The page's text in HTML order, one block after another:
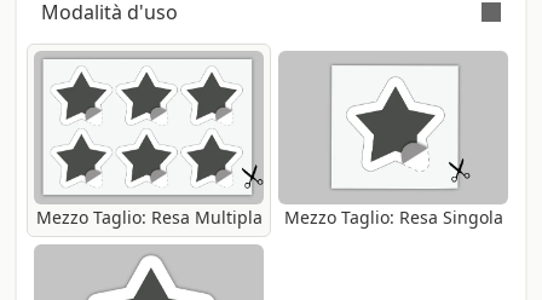
soggetto ad abrasione si consiglia la
laminazione.
automaticamente.
Modalità d'uso
Mezzo Taglio: Resa Multipla Mezzo Taglio: Resa Singola
Gli adesivi saranno consegnati pretagliati
secondo il tracciato inviato su fogli a resa
multipla